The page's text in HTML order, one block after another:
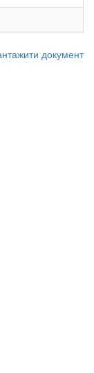
документ